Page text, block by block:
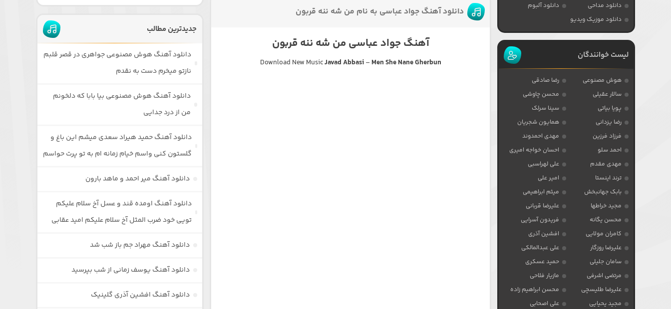
دانلود آهنگ جواد عباسی به نام من شه ننه ‌قربون
آهنگ جواد عباسی من شه ننه ‌قربون
Download New MusicJavad Abbasi– Men She Nane Gherbun
دانلود مداحی
دانلود آلبوم
دانلود موزیک ویدیو
لیست خوانندگان
هوش مصنوعی
رضا صادقی
سالار عقیلی
محسن چاوشی
پویا بیاتی
سینا سرلک
رضا یزدانی
همایون شجریان
فرزاد فرزین
مهدی احمدوند
احمد سلو
احسان خواجه امیری
مهدی مقدم
علی لهراسبی
ترند اینستا
امیر علی
بابک جهانبخش
میثم ابراهیمی
مجید خراطها
علیرضا قربانی
محسن یگانه
فریدون آسرایی
کامران مولایی
افشین آذری
علیرضا روزگار
علی عبدالمالکی
سامان جلیلی
حمید عسکری
مرتضی اشرفی
مازیار فلاحی
علیرضا طلیسچی
محسن ابراهیم زاده
مجید یحیایی
علی اصحابی
جدیدترین مطالب
دانلود آهنگ هوش مصنوعی جواهری در قصر قلبم
نازتو میخرم دست به نقدم
دانلود آهنگ هوش مصنوعی بیا بابا که دلخونم
من از درد جدایی
دانلود آهنگ حمید هیراد سعدی میشم این باغ و
گلستون کنی واسم خیام زمانه ام به تو پرت حواسم
دانلود آهنگ میر احمد و ماهد بارون
دانلود آهنگ اومده قند و عسل آخ سلام علیکم
تویی خود ضرب المثل آخ سلام علیکم امید عقابی
دانلود آهنگ مهراد جم باز شب شد
دانلود آهنگ یوسف زمانی از شب بپرسید
دانلود آهنگ افشین آذری گلینیک